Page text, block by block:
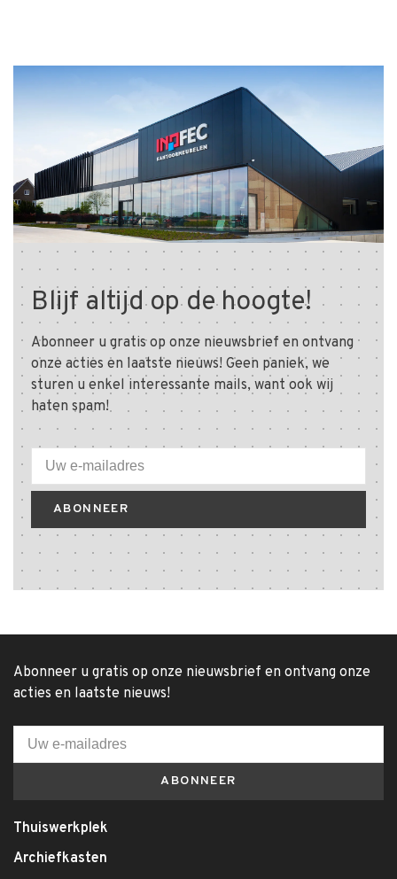
Blijf altijd op de hoogte!
Abonneer u gratis op onze nieuwsbrief en ontvang
onze acties en laatste nieuws! Geen paniek, we
sturen u enkel interessante mails, want ook wij
haten spam!
ABONNEER
Abonneer u gratis op onze nieuwsbrief en ontvang onze
acties en laatste nieuws!
ABONNEER
Thuiswerkplek
Archiefkasten